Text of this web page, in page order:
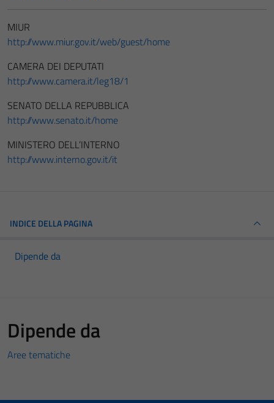
MIUR
http://www.miur.gov.it/web/guest/home
CAMERA DEI DEPUTATI
http://www.camera.it/leg18/1
SENATO DELLA REPUBBLICA
http://www.senato.it/home
MINISTERO DELL’INTERNO
http://www.interno.gov.it/it
INDICE DELLA PAGINA
Dipende da
Dipende da
Aree tematiche